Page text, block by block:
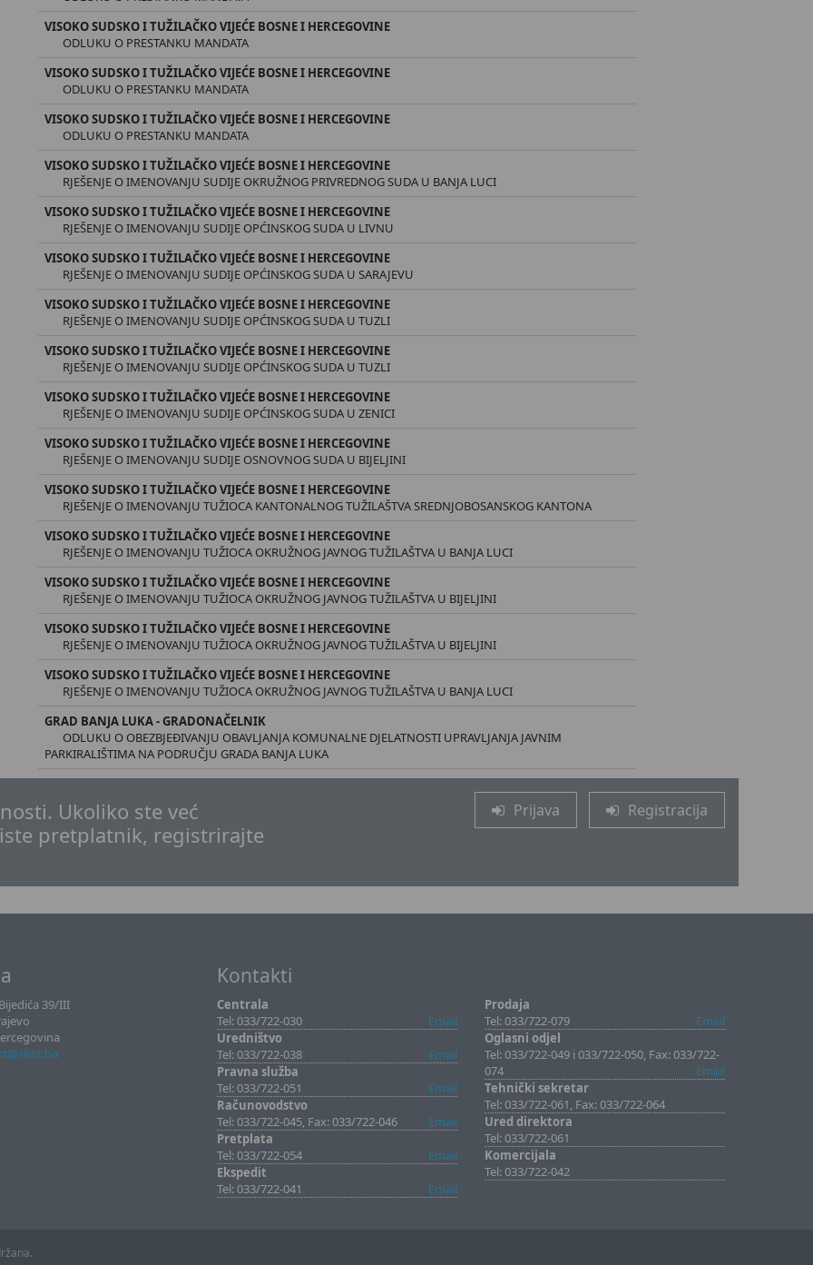
VISOKO SUDSKO I TUŽILAČKO VIJEĆE BOSNE I HERCEGOVINE
ODLUKU O PRESTANKU MANDATA
VISOKO SUDSKO I TUŽILAČKO VIJEĆE BOSNE I HERCEGOVINE
ODLUKU O PRESTANKU MANDATA
VISOKO SUDSKO I TUŽILAČKO VIJEĆE BOSNE I HERCEGOVINE
ODLUKU O PRESTANKU MANDATA
VISOKO SUDSKO I TUŽILAČKO VIJEĆE BOSNE I HERCEGOVINE
RJEŠENJE O IMENOVANJU SUDIJE OKRUŽNOG PRIVREDNOG SUDA U BANJA LUCI
VISOKO SUDSKO I TUŽILAČKO VIJEĆE BOSNE I HERCEGOVINE
RJEŠENJE O IMENOVANJU SUDIJE OPĆINSKOG SUDA U LIVNU
VISOKO SUDSKO I TUŽILAČKO VIJEĆE BOSNE I HERCEGOVINE
RJEŠENJE O IMENOVANJU SUDIJE OPĆINSKOG SUDA U SARAJEVU
VISOKO SUDSKO I TUŽILAČKO VIJEĆE BOSNE I HERCEGOVINE
RJEŠENЈЕ O IMENOVANJU SUDIJE OPĆINSKOG SUDA U TUZLI
VISOKO SUDSKO I TUŽILAČKO VIJEĆE BOSNE I HERCEGOVINE
RJEŠENJE O IMENOVANJU SUDIJE OPĆINSKOG SUDA U TUZLI
VISOKO SUDSKO I TUŽILAČKO VIJEĆE BOSNE I HERCEGOVINE
RJEŠENJE O IMENOVANJU SUDIJE OPĆINSKOG SUDA U ZENICI
VISOKO SUDSKO I TUŽILAČKO VIJEĆE BOSNE I HERCEGOVINE
RJEŠENJE O IMENOVANJU SUDIJE OSNOVNOG SUDA U BIJELJINI
VISOKO SUDSKO I TUŽILAČKO VIJEĆE BOSNE I HERCEGOVINE
RJEŠENJE O IMENOVANJU TUŽIOCA KANTONALNOG TUŽILAŠTVA SREDNJOBOSANSKOG KANTONA
VISOKO SUDSKO I TUŽILAČKO VIJEĆE BOSNE I HERCEGOVINE
RJEŠENJE O IMENOVANJU TUŽIOCA OKRUŽNOG JAVNOG TUŽILAŠTVA U BANJA LUCI
VISOKO SUDSKO I TUŽILAČKO VIJEĆE BOSNE I HERCEGOVINE
RJEŠENJE O IMENOVANJU TUŽIOCA OKRUŽNOG JAVNOG TUŽILAŠTVA U BIJELJINI
VISOKO SUDSKO I TUŽILAČKO VIJEĆE BOSNE I HERCEGOVINE
RJEŠENJE O IMENOVANJU TUŽIOCA OKRUŽNOG JAVNOG TUŽILAŠTVA U BIJELJINI
VISOKO SUDSKO I TUŽILAČKO VIJEĆE BOSNE I HERCEGOVINE
RJEŠENJE O IMENOVANJU TUŽIOCA OKRUŽNOG JAVNOG TUŽILAŠTVA U BANJA LUCI
GRAD BANJA LUKA - GRADONAČELNIK
ODLUKU O OBEZBJEĐIVANJU OBAVLJANJA KOMUNALNE DJELATNOSTI UPRAVLJANJA JAVNIM
PARKIRALIŠTIMA NA PODRUČJU GRADA BANJA LUKA
Ukoliko ste već
pretplatnik, registrirajte
Prijava Registracija
39/III
Kontakti
Centrala
Tel: 033/722-030
Email
Uredništvo
Tel: 033/722-038
Email
Pravna služba
Tel: 033/722-051
Email
Računovodstvo
Tel: 033/722-045, Fax: 033/722-046
Email
Pretplata
Tel: 033/722-054
Email
Ekspedit
Tel: 033/722-041
Email
Prodaja
Tel: 033/722-079
Email
Oglasni odjel
Tel: 033/722-049 i 033/722-050, Fax: 033/722-
074
Email
Tehnički sekretar
Tel: 033/722-061, Fax: 033/722-064
Ured direktora
Tel: 033/722-061
Komercijala
Tel: 033/722-042